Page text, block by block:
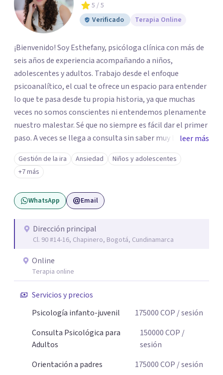
5 / 5
Verificado
Terapia Online
¡Bienvenido! Soy Esthefany, psicóloga clínica con más de
seis años de experiencia acompañando a niños,
adolescentes y adultos. Trabajo desde el enfoque
psicoanalítico, el cual te ofrece un espacio para entender
lo que te pasa desde tu propia historia, ya que muchas
veces no somos conscientes ni entendemos plenamente
nuestro malestar. Sé que no siempre es fácil dar el primer
paso. A veces se llega a consulta sin saber muy bien qué
decir, o sintiendo que algo no anda bien pero sin poder
nombrarlo. Mi intención es acompañarte en ese proceso,
sin juicios y a tu propio ritmo, para que lo que hoy te pesa
pueda pensarse y transformarse.
leer más
Gestión de la ira Ansiedad
Niños y adolescentes
+7 más
WhatsApp Email
Dirección principal
Cl. 90 #14-16, Chapinero, Bogotá, Cundinamarca
Online
Terapia online
Servicios y precios
Psicología infanto-juvenil
175000COP / sesión
Consulta Psicológica para
Adultos
150000COP /
sesión
Orientación a padres
175000COP / sesión